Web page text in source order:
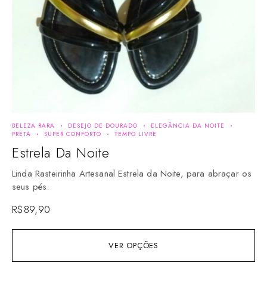
VER OPÇÕES
BELEZA RARA DESEJO DE DOURADO
ELEGÂNCIA DA NOITE
PRETA
SUPER CONFORTO TEMPO LIVRE
Estrela Da Noite
Linda Rasteirinha Artesanal Estrela da Noite, para abraçar os
seus pés.
R$89,90